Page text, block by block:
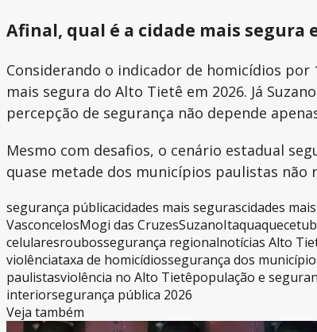
Afinal, qual é a cidade mais segura
Considerando o indicador de homicídios
mais segura do Alto Tietê em 2026. Já
percepção de segurança não depende
Mesmo com desafios, o cenário estadual
quase metade dos municípios paulistas
segurança públicacidades mais segurascidades
VasconcelosMogi das CruzesSuzano
celularesroubossegurança regionalnotícias Alto
violênciataxa de homicídiossegurança dos
paulistasviolência no Alto Tietêpopulação e
interiorsegurança pública 2026
Veja também